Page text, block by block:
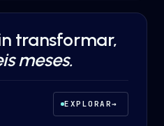
HEALTHCARE
transformar,
meses.
EXPLORAR→